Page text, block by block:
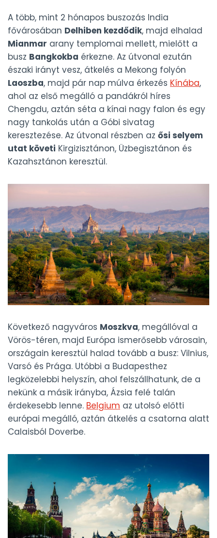
A több, mint 2 hónapos buszozás India
fővárosában Delhiben kezdődik, majd elhalad
Mianmar arany templomai mellett, mielőtt a
busz Bangkokba érkezne. Az útvonal ezután
északi irányt vesz, átkelés a Mekong folyón
Laoszba, majd pár nap múlva érkezés Kínába,
ahol az első megálló a pandákról híres
Chengdu, aztán séta a kínai nagy falon és egy
nagy tankolás után a Góbi sivatag
keresztezése. Az útvonal részben az ősi selyem
utat követi Kirgizisztánon, Üzbegisztánon és
Kazahsztánon keresztül.
Következő nagyváros Moszkva, megállóval a
Vörös-téren, majd Európa ismerősebb városain,
országain keresztül halad tovább a busz: Vilnius,
Varsó és Prága. Utóbbi a Budapesthez
legközelebbi helyszín, ahol felszállhatunk, de a
nekünk a másik irányba, Ázsia felé talán
érdekesebb lenne. Belgium az utolsó előtti
európai megálló, aztán átkelés a csatorna alatt
Calaisból Doverbe.